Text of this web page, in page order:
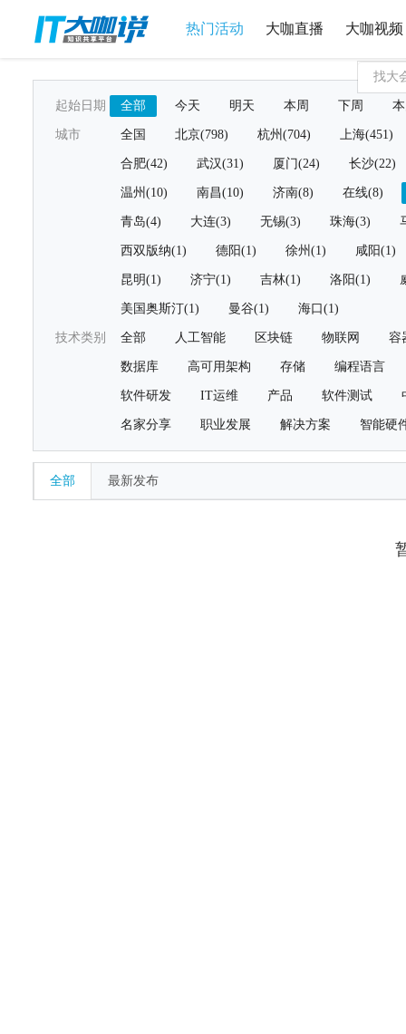
热门活动 大咖直播 大咖视频
起始日期 全部 今天 明天 本周 下周
城市 全国 北京(798) 杭州(704) 上海(451)
合肥(42) 武汉(31) 厦门(24) 长沙(22)
温州(10) 南昌(10) 济南(8) 在线(8)
青岛(4) 大连(3) 无锡(3) 珠海(3)
西双版纳(1) 德阳(1) 徐州(1) 咸阳(1)
昆明(1) 济宁(1) 吉林(1) 洛阳(1)
美国奥斯汀(1) 曼谷(1) 海口(1)
技术类别 全部 人工智能 区块链 物联网 容
数据库 高可用架构 存储 编程语言
软件研发 IT运维 产品 软件测试
名家分享 职业发展 解决方案 智能硬
全部 最新发布